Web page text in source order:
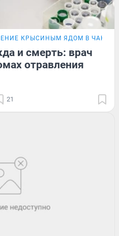
КРЫСИНЫМ ЯДОМ В ЧАНАХ
и смерть: врач
отравления
21